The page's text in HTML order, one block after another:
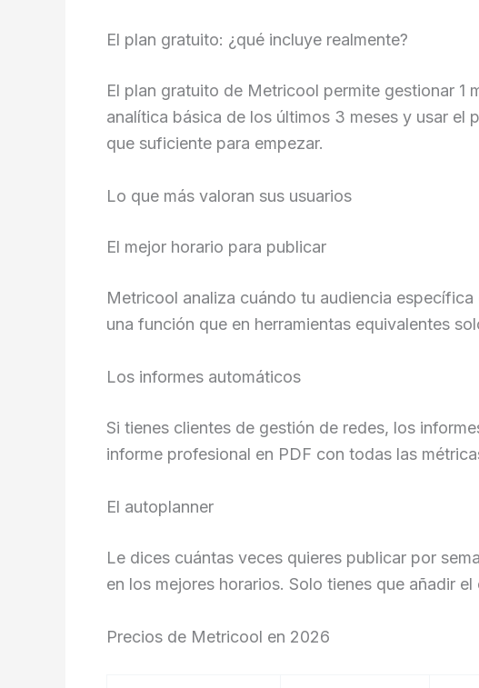
El plan gratuito: ¿qué incluye realmente?
El plan gratuito de Metricool permite gestionar 1
analítica básica de los últimos 3 meses y usar
que suficiente para empezar.
Lo que más valoran sus usuarios
El mejor horario para publicar
Metricool analiza cuándo tu audiencia
una función que en herramientas equivalentes
Los informes automáticos
Si tienes clientes de gestión de redes, los
informe profesional en PDF con todas las
El autoplanner
Le dices cuántas veces quieres publicar por
en los mejores horarios. Solo tienes que añadir el
Precios de Metricool en 2026